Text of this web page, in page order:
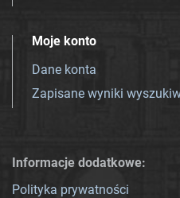
Moje konto
Dane konta
Zapisane wyniki
Informacje dodatkowe:
Polityka prywatności